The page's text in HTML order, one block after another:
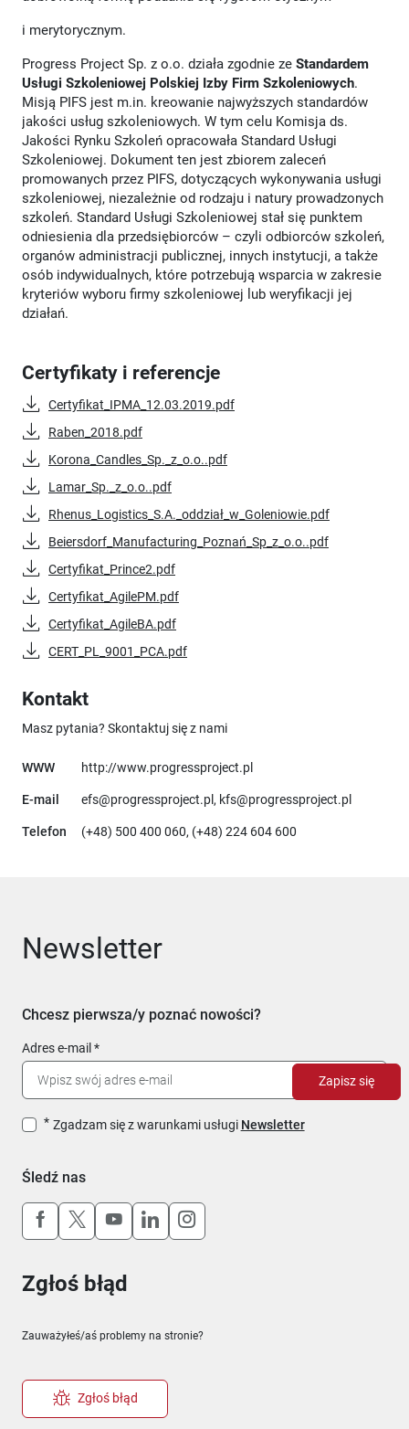
i merytorycznym.
Progress Project Sp. z o.o. działa zgodnie ze Standardem
Usługi Szkoleniowej Polskiej Izby Firm Szkoleniowych.
Misją PIFS jest m.in. kreowanie najwyższych standardów
jakości usług szkoleniowych. W tym celu Komisja ds.
Jakości Rynku Szkoleń opracowała Standard Usługi
Szkoleniowej. Dokument ten jest zbiorem zaleceń
promowanych przez PIFS, dotyczących wykonywania usługi
szkoleniowej, niezależnie od rodzaju i natury prowadzonych
szkoleń. Standard Usługi Szkoleniowej stał się punktem
odniesienia dla przedsiębiorców – czyli odbiorców szkoleń,
organów administracji publicznej, innych instytucji, a także
osób indywidualnych, które potrzebują wsparcia w zakresie
kryteriów wyboru firmy szkoleniowej lub weryfikacji jej
działań.
Certyfikaty i referencje
Certyfikat_IPMA_12.03.2019.pdf
Raben_2018.pdf
Korona_Candles_Sp._z_o.o..pdf
Lamar_Sp._z_o.o..pdf
Rhenus_Logistics_S.A._oddział_w_Goleniowie.pdf
Beiersdorf_Manufacturing_Poznań_Sp_z_o.o..pdf
Certyfikat_Prince2.pdf
Certyfikat_AgilePM.pdf
Certyfikat_AgileBA.pdf
CERT_PL_9001_PCA.pdf
Kontakt
Masz pytania? Skontaktuj się z nami
WWW http://www.progressproject.plUwaga, link otworzy się w
E-mail efs@progressproject.pl, kfs@progressproject.pl
Telefon (+48) 500 400 060, (+48) 224 604 600
Newsletter
Chcesz pierwsza/y poznać nowości?
Adres e-mail
Zgadzam się z warunkami usługi Newsletter
Zapisz się
Śledź nas
Uwaga, link otworzy się w nowym oknie
Uwaga, link otworzy się w nowym oknie
Uwaga, link otworzy się w nowym
Uwaga, link otworzy się w
Uwaga, link otworzy się w
Zgłoś błąd
Zauważyłeś/aś problemy na stronie?
Zgłoś błąd